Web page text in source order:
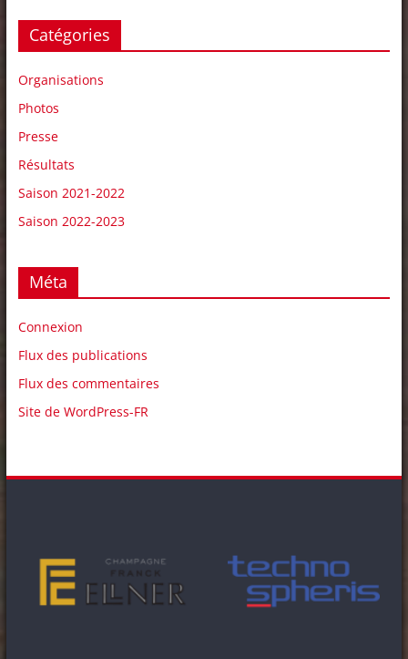
Catégories
Organisations
Photos
Presse
Résultats
Saison 2021-2022
Saison 2022-2023
Méta
Connexion
Flux des publications
Flux des commentaires
Site de WordPress-FR